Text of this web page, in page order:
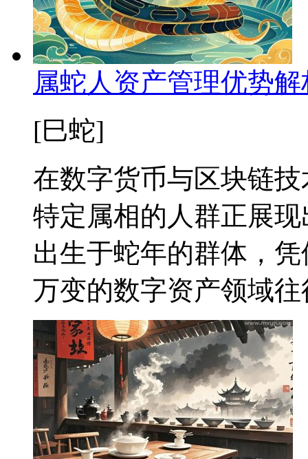
属蛇人资产管理优势
[巳蛇]
在数字货币与区块链
特定属相的人群正展
出生于蛇年的群体，
万变的数字资产领域